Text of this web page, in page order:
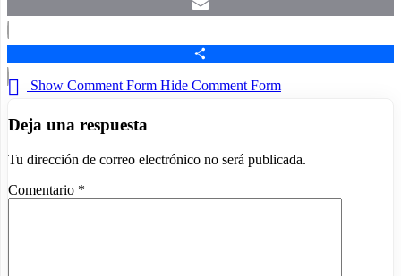
Email
Compartir
Show Comment Form Hide Comment Form
Deja una respuesta
Tu dirección de correo electrónico no será publicada.
Comentario *